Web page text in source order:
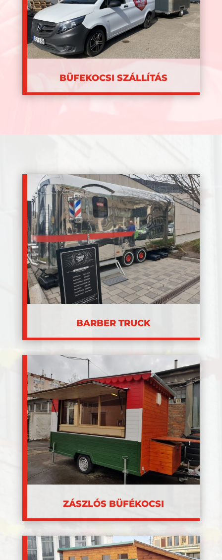
BÜFEKOCSI SZÁLLÍTÁS
BARBER TRUCK
ZÁSZLÓS BÜFÉKOCSI